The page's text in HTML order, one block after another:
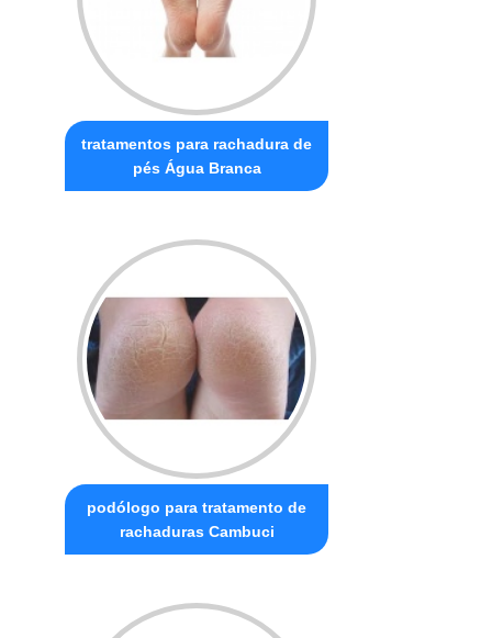
tratamentos para rachadura de
pés Água Branca
podólogo para tratamento de
rachaduras Cambuci